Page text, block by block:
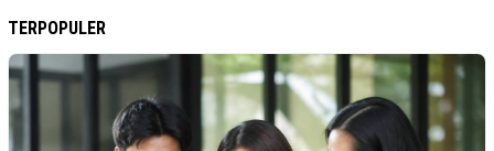
TERPOPULER